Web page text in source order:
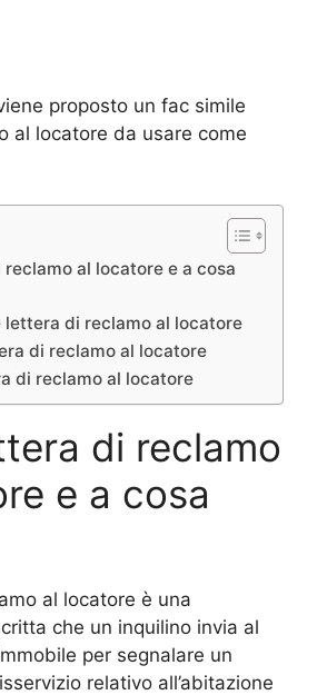
proposto un fac simile
al locatore da usare come
reclamo al locatore e a cosa
lettera di reclamo al locatore
di reclamo al locatore
di reclamo al locatore
di reclamo
e a cosa
al locatore è una
che un inquilino invia al
per segnalare un
relativo all’abitazione